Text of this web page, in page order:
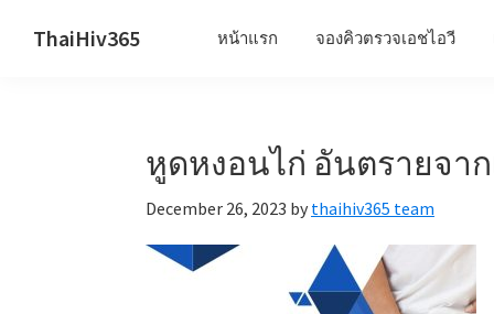
ThaiHiv365 หน้าแรก จองคิวตรวจเอชไอวี
หูดหงอนไก่ อันตรายจา
December 26, 2023 by thaihiv365 team